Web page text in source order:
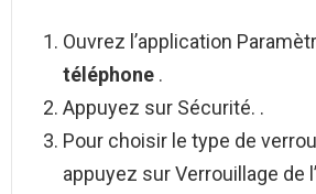
Ouvrez l’application
téléphone .
Appuyez sur Sécurité. .
Pour choisir le type de
appuyez sur Verrouillage de l’